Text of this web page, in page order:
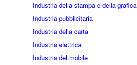
Industria della stampa e della grafica
Industria pubblicitaria
Industria della carta
Industria elettrica
Industria del mobile